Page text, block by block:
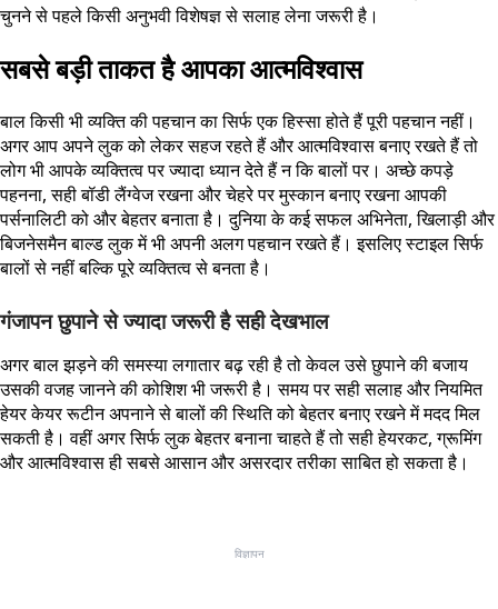
चुनने से पहले किसी अनुभवी विशेषज्ञ से सलाह लेना जरूरी है।
सबसे बड़ी ताकत है आपका आत्मविश्वास
बाल किसी भी व्यक्ति की पहचान का सिर्फ एक हिस्सा होते हैं पूरी पहचान नहीं।
अगर आप अपने लुक को लेकर सहज रहते हैं और आत्मविश्वास बनाए रखते हैं तो
लोग भी आपके व्यक्तित्व पर ज्यादा ध्यान देते हैं न कि बालों पर। अच्छे कपड़े
पहनना, सही बॉडी लैंग्वेज रखना और चेहरे पर मुस्कान बनाए रखना आपकी
पर्सनालिटी को और बेहतर बनाता है। दुनिया के कई सफल अभिनेता, खिलाड़ी और
बिजनेसमैन बाल्ड लुक में भी अपनी अलग पहचान रखते हैं। इसलिए स्टाइल सिर्फ
बालों से नहीं बल्कि पूरे व्यक्तित्व से बनता है।
गंजापन छुपाने से ज्यादा जरूरी है सही देखभाल
अगर बाल झड़ने की समस्या लगातार बढ़ रही है तो केवल उसे छुपाने की बजाय
उसकी वजह जानने की कोशिश भी जरूरी है। समय पर सही सलाह और नियमित
हेयर केयर रूटीन अपनाने से बालों की स्थिति को बेहतर बनाए रखने में मदद मिल
सकती है। वहीं अगर सिर्फ लुक बेहतर बनाना चाहते हैं तो सही हेयरकट, ग्रूमिंग
और आत्मविश्वास ही सबसे आसान और असरदार तरीका साबित हो सकता है।
विज्ञापन